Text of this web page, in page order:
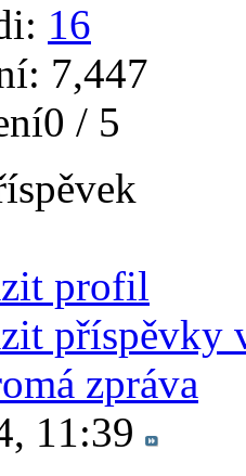
16
7,447
/ 5
profil
příspěvky
zpráva
11:39